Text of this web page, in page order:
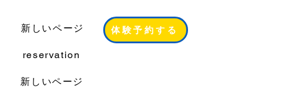
新しいページ
reservation
新しいページ
体験予約する